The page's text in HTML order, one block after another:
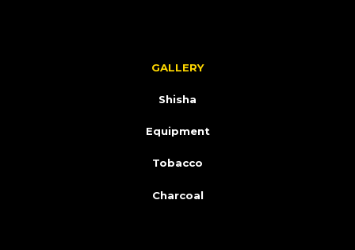
GALLERY
Shisha
Equipment
Tobacco
Charcoal